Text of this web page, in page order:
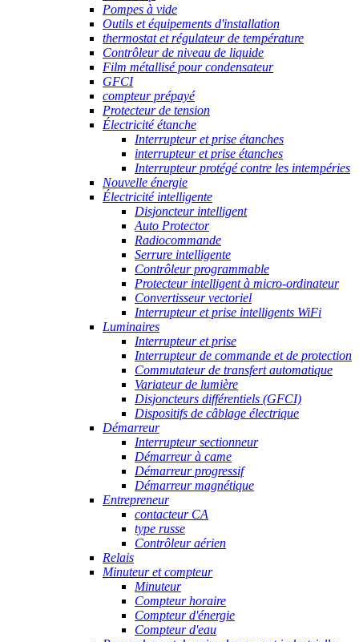
Pompes à vide
Outils et équipements d'installation
thermostat et régulateur de température
Contrôleur de niveau de liquide
Film métallisé pour condensateur
GFCI
compteur prépayé
Protecteur de tension
Électricité étanche
Interrupteur et prise étanches
interrupteur et prise étanches
Interrupteur protégé contre les intempéries
Nouvelle énergie
Électricité intelligente
Disjoncteur intelligent
Auto Protector
Radiocommande
Serrure intelligente
Contrôleur programmable
Protecteur intelligent à micro-ordinateur
Convertisseur vectoriel
Interrupteur et prise intelligents WiFi
Luminaires
Interrupteur et prise
Interrupteur de commande et de protection
Commutateur de transfert automatique
Variateur de lumière
Disjoncteurs différentiels (GFCI)
Dispositifs de câblage électrique
Démarreur
Interrupteur sectionneur
Démarreur à came
Démarreur progressif
Démarreur magnétique
Entrepreneur
contacteur CA
type russe
Contrôleur aérien
Relais
Minuteur et compteur
Minuteur
Compteur horaire
Compteur d'énergie
Compteur d'eau